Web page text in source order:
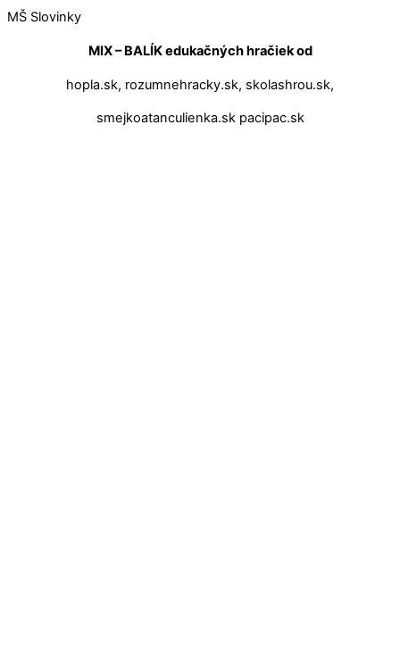
MŠ Slovinky
MIX – BALÍK edukačných hračiek od
hopla.sk, rozumnehracky.sk, skolashrou.sk,
smejkoatanculienka.sk pacipac.sk